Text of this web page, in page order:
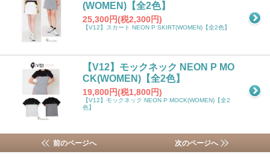
(WOMEN)【全2色】
25,300円(税2,300円)
【V12】スカート NEON P SKIRT(WOMEN)【全2色】
【V12】モックネック NEON P MO
CK(WOMEN)【全2色】
19,800円(税1,800円)
【V12】モックネック NEON P MOCK(WOMEN)【全2
色】
前のページへ 次のページへ